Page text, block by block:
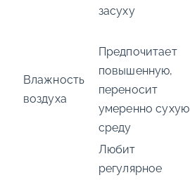
засуху
Влажность
воздуха
Предпочитает
повышенную,
переносит
умеренно сухую
среду
Любит
регулярное